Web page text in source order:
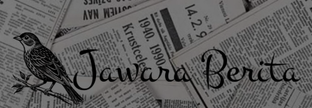
Skip
to
content